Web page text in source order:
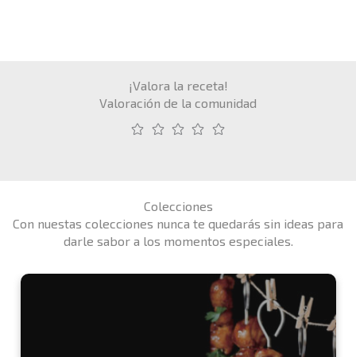
¡Valora la receta!
Valoración de la comunidad
Colecciones
Con nuestas colecciones nunca te quedarás sin ideas para
darle sabor a los momentos especiales.